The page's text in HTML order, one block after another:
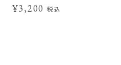
¥3,200 税込